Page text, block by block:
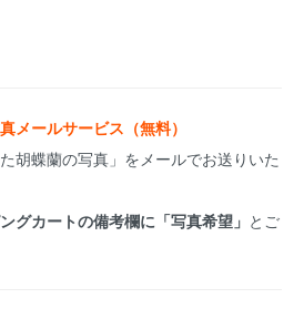
メールサービス（無料）
胡蝶蘭の写真」をメールでお送りいた
グカートの備考欄に「写真希望」 とご